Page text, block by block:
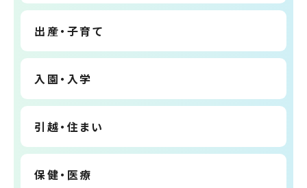
出産・子育て
入園・入学
引越・住まい
保健・医療